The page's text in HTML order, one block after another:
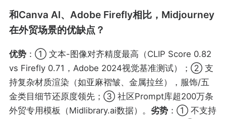
和Canva AI、Adobe Firefly相比，Midjourney
在外贸场景的优缺点？
优势：① 文本-图像对齐精度最高（CLIP Score 0.82
vs Firefly 0.71，Adobe 2024视觉基准测试）；② 支
持复杂材质渲染（如亚麻褶皱、金属拉丝），服饰/五
金类目细节还原度领先；③ 社区Prompt库超200万条
外贸专用模板（Midlibrary.ai数据）。 劣势：① 不支持